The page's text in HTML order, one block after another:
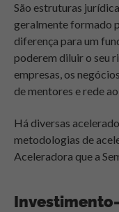
São estruturas
geralmente formado
diferença para um
poderem diluir o seu
empresas, os
de mentores e rede
Há diversas
metodologias de
Aceleradora que a